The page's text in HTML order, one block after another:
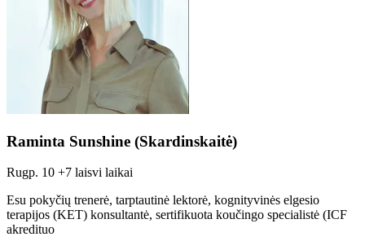
Raminta Sunshine (Skardinskaitė)
Rugp. 10 +7 laisvi laikai
Esu pokyčių trenerė, tarptautinė lektorė, kognityvinės elgesio
terapijos (KET) konsultantė, sertifikuota koučingo specialistė (ICF
akredituo